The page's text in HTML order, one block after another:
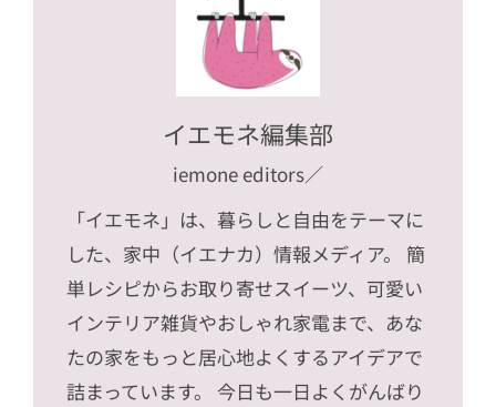
イエモネ編集部
iemone editors／
「イエモネ」は、暮らしと自由をテーマに
した、家中（イエナカ）情報メディア。 簡
単レシピからお取り寄せスイーツ、可愛い
インテリア雑貨やおしゃれ家電まで、あな
たの家をもっと居心地よくするアイデアで
詰まっています。 今日も一日よくがんばり